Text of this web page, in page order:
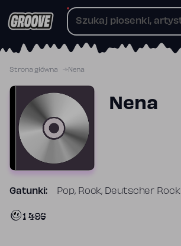
do
Strona główna Nena
Nena
Gatunki: Pop, Rock, Deutscher Rock
1 496